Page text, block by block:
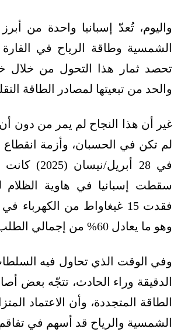
واليوم، تُعدّ إسبانيا واحدة من
الشمسية وطاقة الرياح في القارة
تحصد ثمار هذا التحول من خلال
والحد من تبعيتها لمصادر الطاقة
غير أن هذا النجاح لم يمر من دون
لم تكن في الحسبان، وأزمة انقطاع
في 28 أبريل/
سقطت إسبانيا في هاوية الظلام
وهو ما يعادل 60% من إجمالي الطلب.
وفي الوقت الذي تحاول فيه
الدقيقة وراء الحادث، تتجّه بعض
الطاقة المتجددة، وأن الاعتماد
الشمسية والرياح قد أسهم في تفاقم